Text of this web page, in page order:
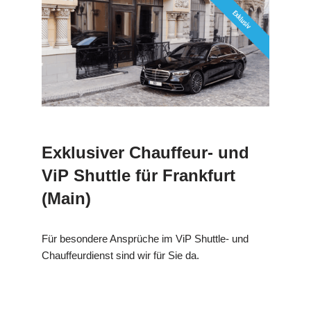
Exklusiver Chauffeur- und
ViP Shuttle für Frankfurt
(Main)
Für besondere Ansprüche im ViP Shuttle- und
Chauffeurdienst sind wir für Sie da.